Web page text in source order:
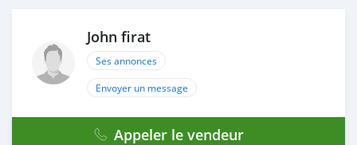
John firat
Ses annonces
Envoyer un message
Appeler le vendeur